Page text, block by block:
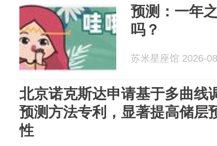
预测：一年
吗？
苏米星座馆 2026-
北京诺克斯达申请基于多曲线
预测方法专利，显著提高储层
性